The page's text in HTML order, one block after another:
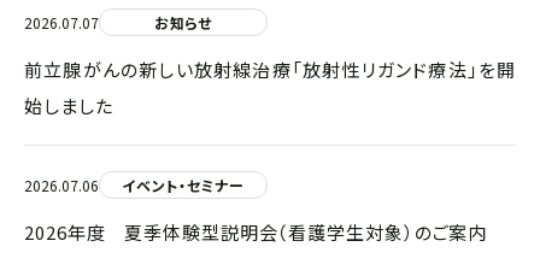
2026.07.07 お知らせ
前立腺がんの新しい放射線治療「放射性リガンド療法」を開
始しました
2026.07.06 イベント・セミナー
2026年度 夏季体験型説明会（看護学生対象）のご案内